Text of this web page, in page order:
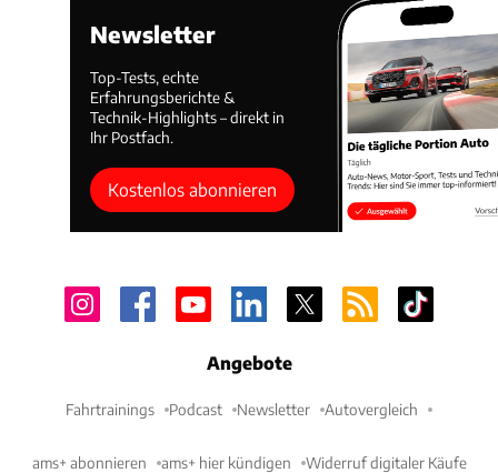
Newsletter
Top-Tests, echte
Erfahrungsberichte &
Technik-Highlights – direkt in
Ihr Postfach.
Kostenlos abonnieren
Angebote
Fahrtrainings Podcast Newsletter Autovergleich
ams+ abonnieren ams+ hier kündigen Widerruf digitaler Käufe